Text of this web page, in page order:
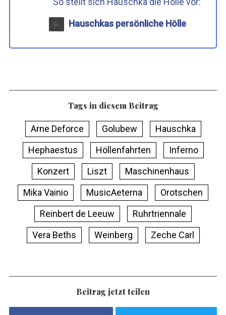
Hauschkas persönliche Hölle
Tags in diesem Beitrag
Arne Deforce Golubew
Hauschka
Hephaestus
Höllenfahrten
Inferno
Konzert
Liszt
Maschinenhaus
Mika Vainio
MusicAeterna
Orotschen
Reinbert de Leeuw
Ruhrtriennale
Vera Beths
Weinberg Zeche Carl
Beitrag jetzt teilen